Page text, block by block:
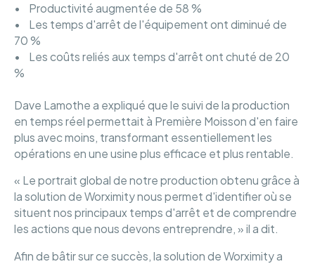
• Productivité augmentée de 58 %
• Les temps d'arrêt de l'équipement ont diminué de
70 %
• Les coûts reliés aux temps d'arrêt ont chuté de 20
%
Dave Lamothe a expliqué que le suivi de la production
en temps réel permettait à Première Moisson d'en faire
plus avec moins, transformant essentiellement les
opérations en une usine plus efficace et plus rentable.
« Le portrait global de notre production obtenu grâce à
la solution de Worximity nous permet d'identifier où se
situent nos principaux temps d'arrêt et de comprendre
les actions que nous devons entreprendre, » il a dit.
Afin de bâtir sur ce succès, la solution de Worximity a